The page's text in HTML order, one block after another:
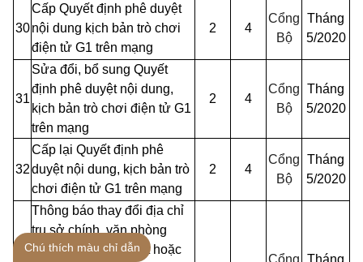
30
Cấp Quyết định phê duyệt
nội dung kịch bản trò chơi
điện tử G1 trên mạng
2 4
Cổng
Bộ
Tháng
5/2020
31
Sửa đổi, bổ sung Quyết
định phê duyệt nội dung,
kịch bản trò chơi điện tử G1
trên mạng
2 4
Cổng
Bộ
Tháng
5/2020
32
Cấp lại Quyết định phê
duyệt nội dung, kịch bản trò
chơi điện tử G1 trên mạng
2 4
Cổng
Bộ
Tháng
5/2020
Thông báo thay đổi địa chỉ
trụ sở chính, văn phòng
giao dịch, địa chỉ đặt hoặc
Cổng Tháng
Chú thích màu chỉ dẫn